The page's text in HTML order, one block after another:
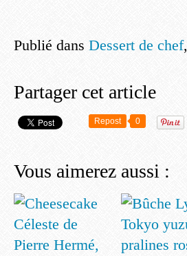
Publié dans Dessert de chef,
Partager cet article
Repost 0
Vous aimerez aussi :